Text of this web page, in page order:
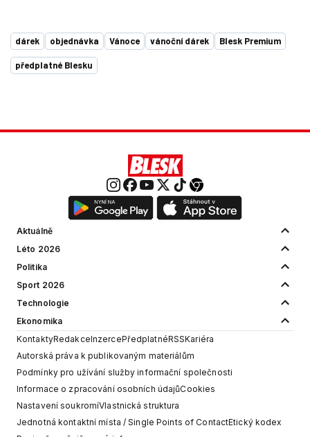
dárek objednávka Vánoce vánoční dárek Blesk Premium
předplatné Blesku
Aktuálně
Léto 2026
Politika
Sport 2026
Technologie
Ekonomika
KontaktyRedakceInzercePředplatnéRSSKariéra
Autorská práva k publikovaným materiálům
Podmínky pro užívání služby informační společnosti
Informace o zpracování osobních údajůCookies
Nastavení soukromíVlastnická struktura
Jednotná kontaktní místa / Single Points of ContactEtický kodex